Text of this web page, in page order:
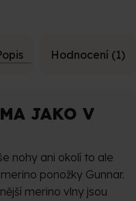
Hodnocení (1)
JAKO V
nohy ani okolí to ale
ponožky Gunnar.
merino vlny jsou